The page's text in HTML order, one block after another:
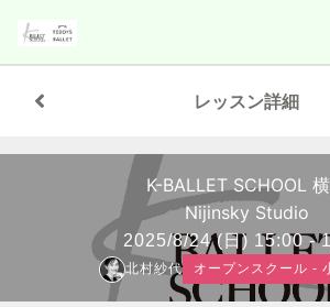
レッスン詳細
K-BALLET SCHOOL
Nijinsky Studio
2025/8/24 (日) 15:00 -
北村紗代 オープンスクール -